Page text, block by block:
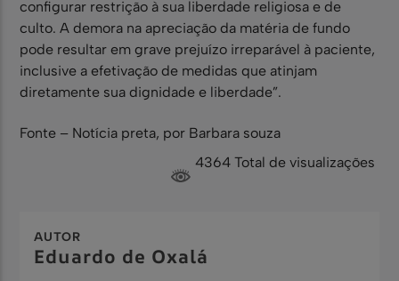
configurar restrição à sua liberdade religiosa e de
culto. A demora na apreciação da matéria de fundo
pode resultar em grave prejuízo irreparável à paciente,
inclusive a efetivação de medidas que atinjam
diretamente sua dignidade e liberdade”.
Fonte – Notícia preta, por Barbara souza
4364 Total de visualizações
AUTOR
Eduardo de Oxalá